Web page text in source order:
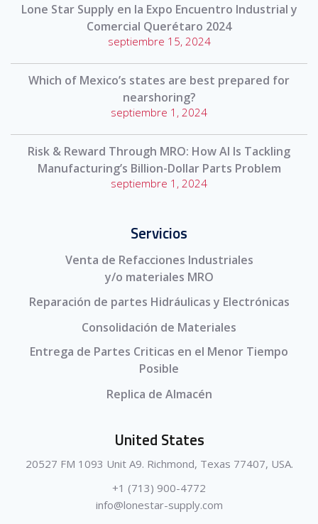
Lone Star Supply en la Expo Encuentro Industrial y
Comercial Querétaro 2024
septiembre 15, 2024
Which of Mexico’s states are best prepared for
nearshoring?
septiembre 1, 2024
Risk & Reward Through MRO: How AI Is Tackling
Manufacturing’s Billion-Dollar Parts Problem
septiembre 1, 2024
Servicios
Venta de Refacciones Industriales
y/o materiales MRO
Reparación de partes Hidráulicas y Electrónicas
Consolidación de Materiales
Entrega de Partes Criticas en el Menor Tiempo
Posible
Replica de Almacén
United States
20527 FM 1093 Unit A9. Richmond, Texas 77407, USA.
+1 (713) 900-4772
info@lonestar-supply.com